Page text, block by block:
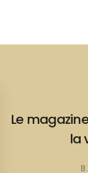
Le
la